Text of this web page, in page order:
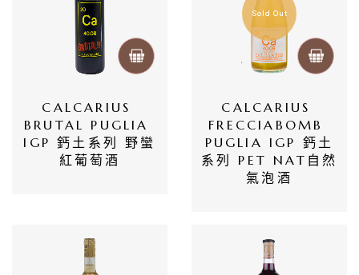
CALCARIUS
BRUTAL PUGLIA
IGP 鈣土系列 野蠻
紅葡萄酒
Sold Out
CALCARIUS
FRECCIABOMB
PUGLIA IGP 鈣土
系列 PET NAT自然
氣泡酒